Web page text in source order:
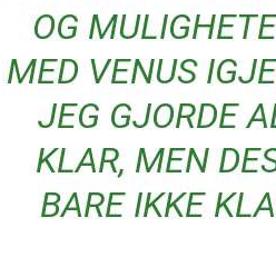
OG
MED VENUS
JEG GJORDE
KLAR, MEN
BARE IKKE